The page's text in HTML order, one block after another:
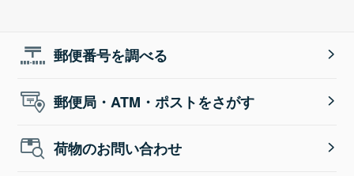
郵便番号を調べる
郵便局・ATM・ポストをさがす
荷物のお問い合わせ